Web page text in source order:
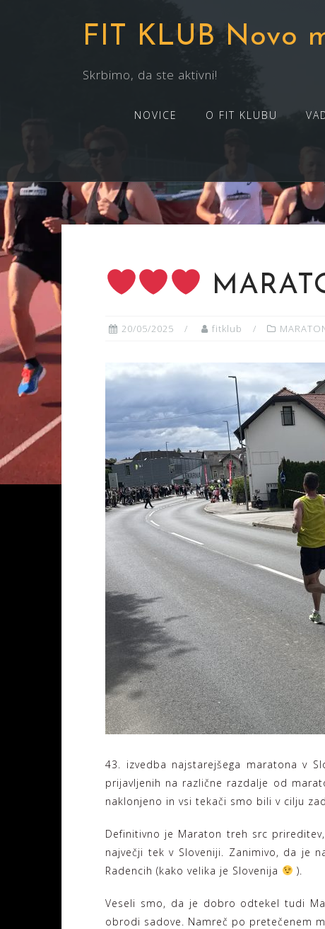
FIT KLUB Novo
Skrbimo, da ste aktivni!
NOVICE O FIT KLUBU
20/05/2025 fitklub
43. izvedba najstarejšega maratona v
prijavljenih na različne razdalje od
naklonjeno in vsi tekači smo bili v cilju
Definitivno je Maraton treh src
največji tek v Sloveniji. Zanimivo, da je
Radencih (kako velika je Slovenija
).
Veseli smo, da je dobro odtekel tudi
obrodi sadove. Namreč po pretečenem